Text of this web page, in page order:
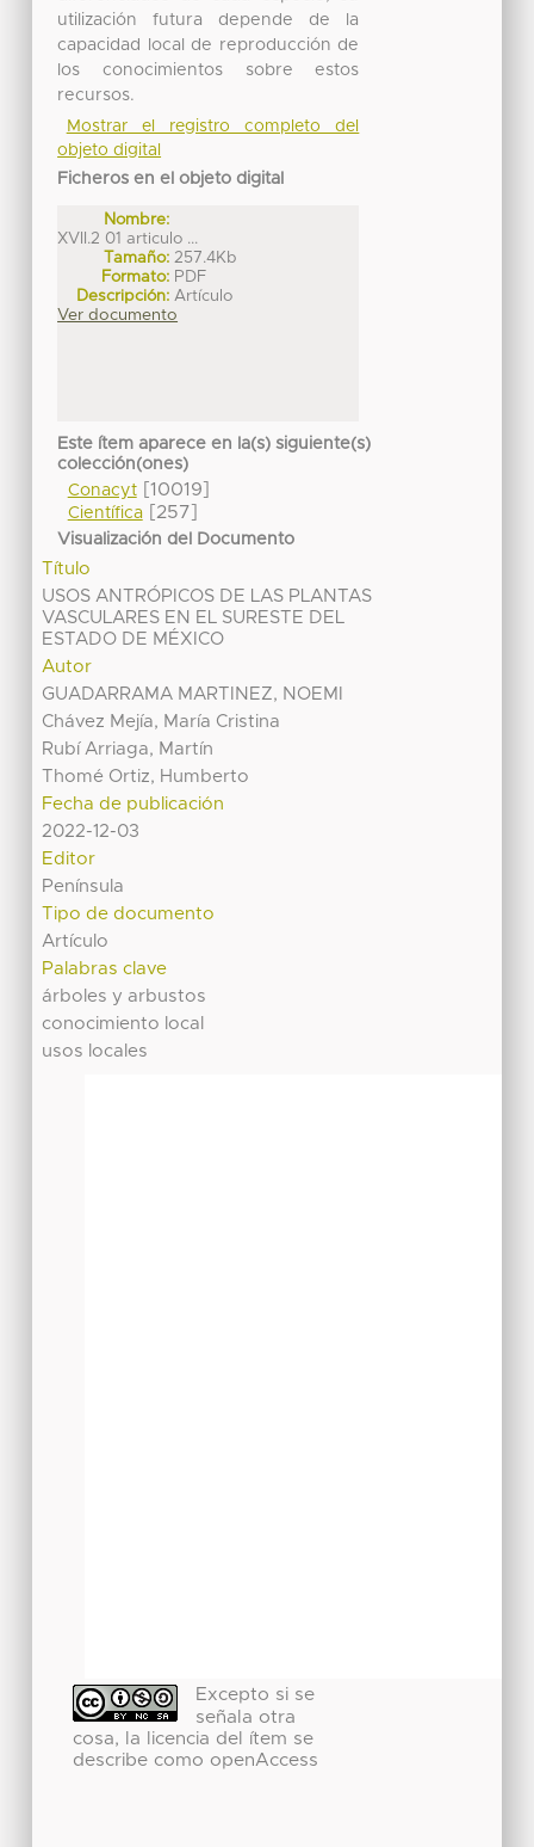
utilización futura depende de la
capacidad local de reproducción de
los conocimientos sobre estos
recursos.
Mostrar el registro completo del
objeto digital
Ficheros en el objeto digital
Nombre:
XVII.2 01 articulo ...
Tamaño: 257.4Kb
Formato: PDF
Descripción: Artículo
Ver documento
Este ítem aparece en la(s) siguiente(s)
colección(ones)
Conacyt[10019]
Científica[257]
Visualización del Documento
Título
USOS ANTRÓPICOS DE LAS PLANTAS
VASCULARES EN EL SURESTE DEL
ESTADO DE MÉXICO
Autor
GUADARRAMA MARTINEZ, NOEMI
Chávez Mejía, María Cristina
Rubí Arriaga, Martín
Thomé Ortiz, Humberto
Fecha de publicación
2022-12-03
Editor
Península
Tipo de documento
Artículo
Palabras clave
árboles y arbustos
conocimiento local
usos locales
Excepto si se
señala otra
cosa, la licencia del ítem se
describe como openAccess